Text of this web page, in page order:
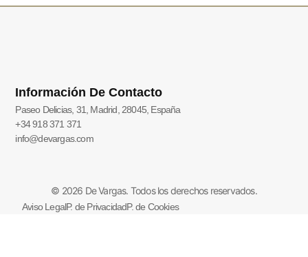
Información De Contacto
Paseo Delicias, 31, Madrid, 28045, España
+34 918 371 371
info@devargas.com
© 2026 De Vargas. Todos los derechos reservados.
Aviso LegalP. de PrivacidadP. de Cookies